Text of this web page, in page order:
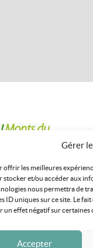
Gérer
offrir les meilleures
stocker et/ou accéder aux
nous permettra de
ID uniques sur ce site. Le
un effet négatif sur certaines
Accepter